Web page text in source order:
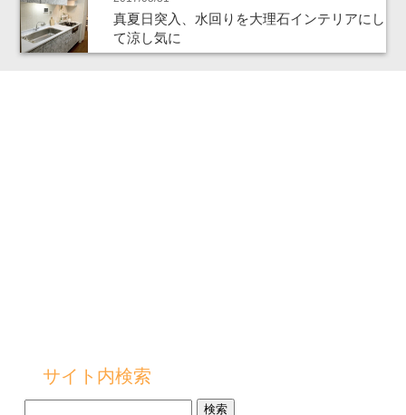
真夏日突入、水回りを大理石インテリアにし
て涼し気に
サイト内検索